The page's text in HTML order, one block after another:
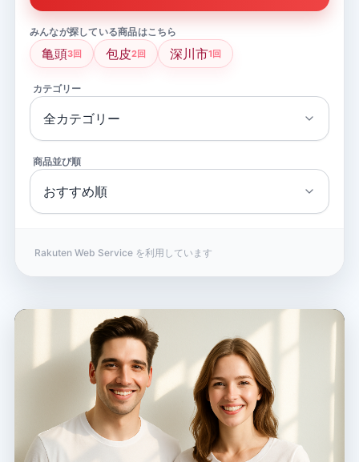
みんなが探している商品はこちら
亀頭3回 包皮2回 深川市1回
カテゴリー
商品並び順
Rakuten Web Service を利用しています